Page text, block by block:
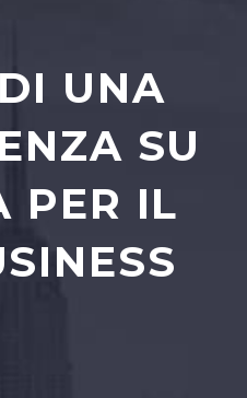
UNA
SU
PER IL